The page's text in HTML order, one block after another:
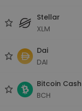
Stellar
XLM
Dai
DAI
Bitcoin Cash
BCH